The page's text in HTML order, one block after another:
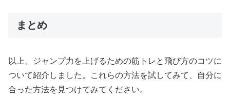
まとめ
以上、ジャンプ力を上げるための筋トレと飛び方のコツに
ついて紹介しました。これらの方法を試してみて、自分に
合った方法を見つけてみてください。